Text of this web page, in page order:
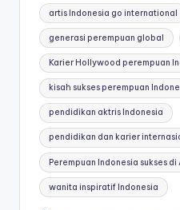
artis Indonesia go international
generasi perempuan global
Karier Hollywood perempuan
kisah sukses perempuan
pendidikan aktris Indonesia
pendidikan dan karier
Perempuan Indonesia sukses di
wanita inspiratif Indonesia